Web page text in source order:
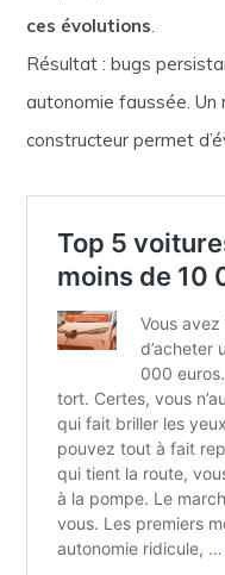
ces évolutions.
Résultat : bugs
autonomie faussée.
constructeur permet